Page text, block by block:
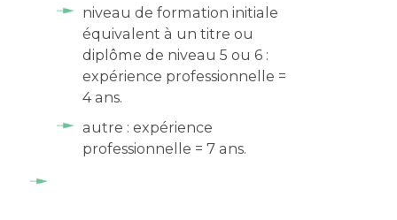
niveau de formation initiale
équivalent à un titre ou
diplôme de niveau 5 ou 6 :
expérience professionnelle =
4 ans.
autre : expérience
professionnelle = 7 ans.